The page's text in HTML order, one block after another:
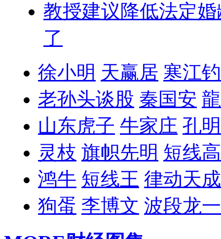
教授建议降低法定婚
了
徐小明 天赢居 寒江
老孙头谈股 秦国安
山东虎子 牛家庄 孔
灵枝 旗帜先明 短线
鸿牛 短线王 律动天成
狗蛋 李博文 波段龙一